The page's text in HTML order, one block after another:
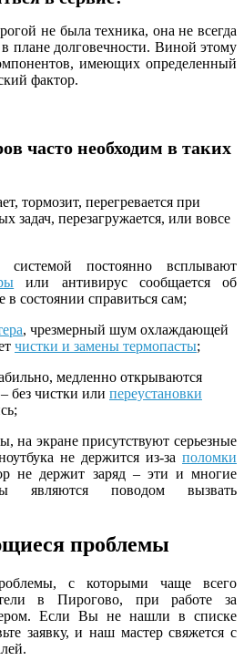
не была техника, она не всегда
в плане долговечности. Виной этому
имеющих определенный
фактор.
часто необходим в таких
тормозит, перегревается при
задач, перезагружается, или вовсе
постоянно всплывают
или антивирус сообщается об
в состоянии справиться сам;
, чрезмерный шум охлаждающей
чистки и замены термопасты;
медленно открываются
без чистки или переустановки
на экране присутствуют серьезные
не держится из-за поломки
не держит заряд – эти и многие
являются поводом вызвать
проблемы
с которыми чаще всего
в Пирогово, при работе за
Если Вы не нашли в списке
заявку, и наш мастер свяжется с